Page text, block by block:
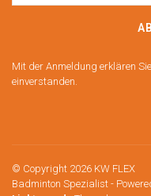
Mit der Anmeldung erklären
einverstanden.
© Copyright 2026 KW FLEX
Badminton Spezialist -